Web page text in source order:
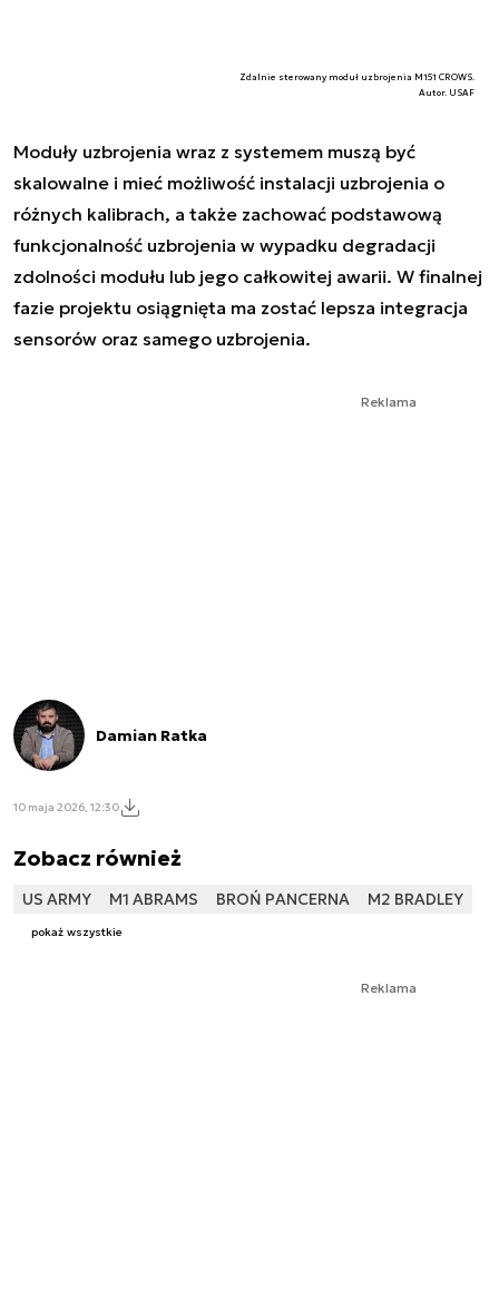
Zdalnie sterowany moduł uzbrojenia M151 CROWS.
Autor. USAF
Moduły uzbrojenia wraz z systemem muszą być
skalowalne i mieć możliwość instalacji uzbrojenia o
różnych kalibrach, a także zachować podstawową
funkcjonalność uzbrojenia w wypadku degradacji
zdolności modułu lub jego całkowitej awarii. W finalnej
fazie projektu osiągnięta ma zostać lepsza integracja
sensorów oraz samego uzbrojenia.
Reklama
Damian Ratka
10 maja 2026, 12:30
Zobacz również
US ARMY M1 ABRAMS BROŃ PANCERNA M2 BRADLEY
pokaż wszystkie
Reklama